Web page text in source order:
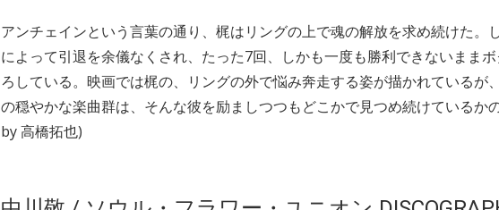
アンチェインという言葉の通り、梶はリングの上で魂の解放を求め続けた。
によって引退を余儀なくされ、たった7回、しかも一度も勝利できないまま
ろしている。映画では梶の、リングの外で悩み奔走する姿が描かれているが
の穏やかな楽曲群は、そんな彼を励ましつつもどこかで見つめ続けているか
by 高橋拓也)